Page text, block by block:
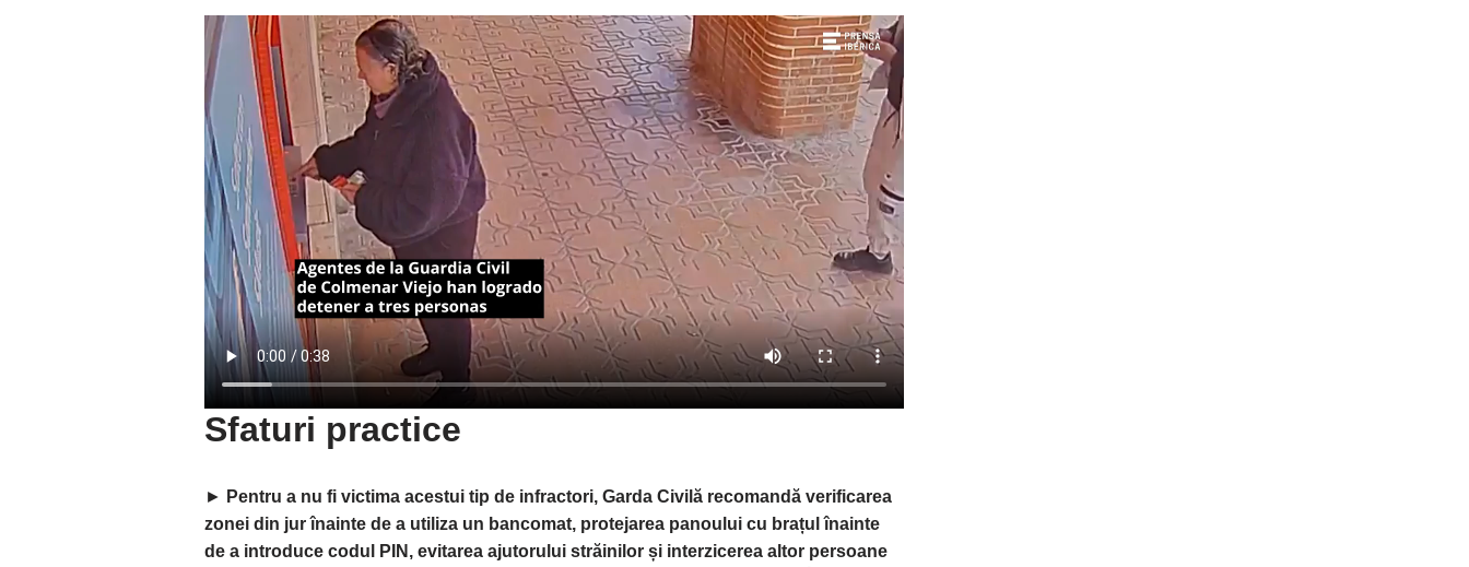
Sfaturi practice
► Pentru a nu fi victima acestui tip de infractori, Garda Civilă recomandă verificarea
zonei din jur înainte de a utiliza un bancomat, protejarea panoului cu brațul înainte
de a introduce codul PIN, evitarea ajutorului străinilor și interzicerea altor persoane